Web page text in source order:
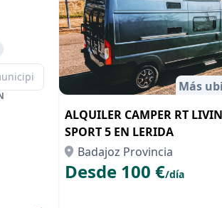
Más
ALQUILER CAMPER RT
SPORT 5 EN LERIDA
Badajoz Provincia
Desde 100 €/día